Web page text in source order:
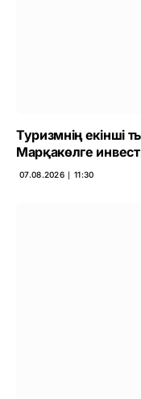
Туризмнің екінші
Марқакөлге
07.08.2026 ∣ 11:30